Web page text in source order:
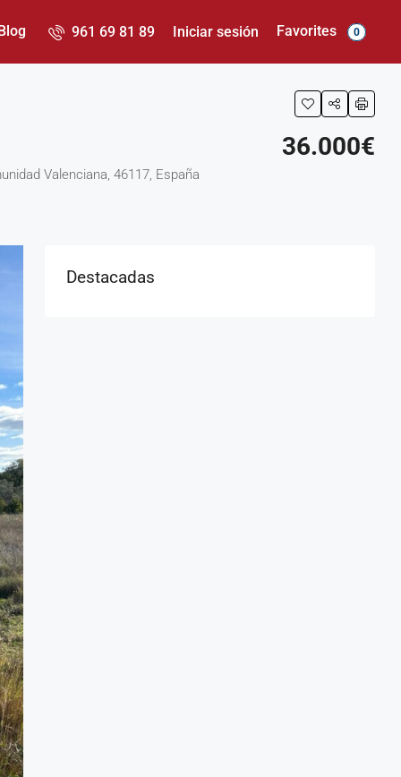
961 69 81 89 Iniciar sesión Favorites 0
Valenciana, 46117, España
36.000€
Destacadas